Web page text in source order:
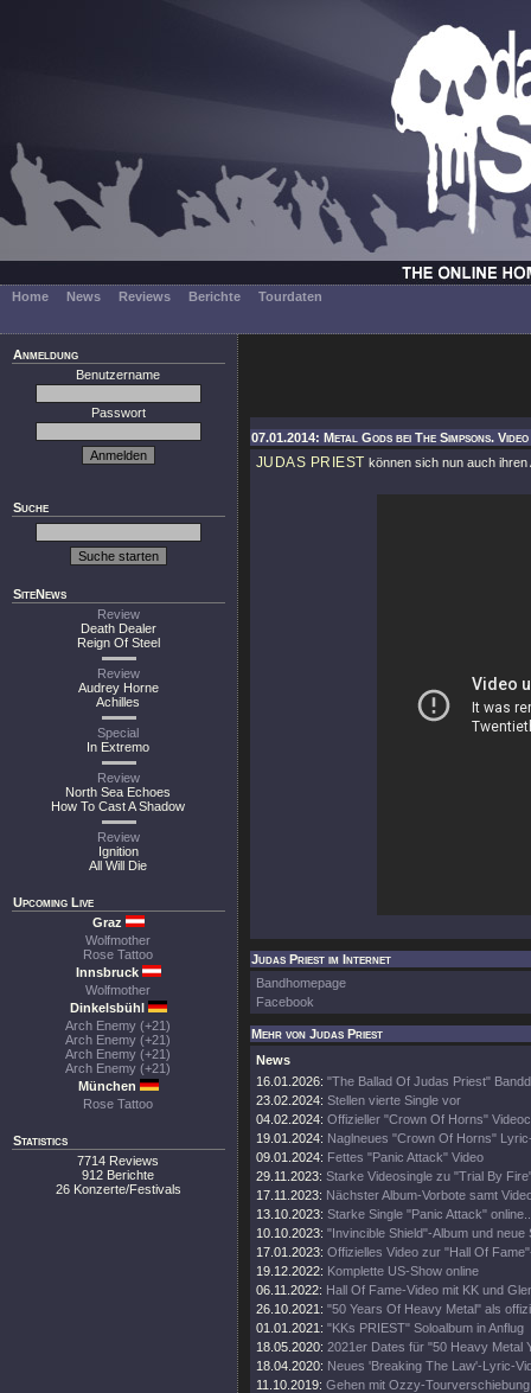
Home News Reviews Berichte Tourdaten
Anmeldung
Benutzername
Passwort
Suche
SiteNews
Review
Death Dealer
Reign Of Steel
Review
Audrey Horne
Achilles
Special
In Extremo
Review
North Sea Echoes
How To Cast A Shadow
Review
Ignition
All Will Die
Upcoming Live
Graz
Wolfmother
Rose Tattoo
Innsbruck
Wolfmother
Dinkelsbühl
Arch Enemy (+21)
Arch Enemy (+21)
Arch Enemy (+21)
Arch Enemy (+21)
München
Rose Tattoo
Statistics
7714 Reviews
912 Berichte
26 Konzerte/Festivals
07.01.2014: Metal Gods bei The Simpsons.
JUDAS PRIEST können sich nun auch
Judas Priest im Internet
Bandhomepage
Facebook
Mehr von Judas Priest
News
16.01.2026: "The Ballad Of Judas Priest"
23.02.2024: Stellen vierte Single vor
04.02.2024: Offizieller "Crown Of Horns"
19.01.2024: Naglneues "Crown Of Horns"
09.01.2024: Fettes "Panic Attack" Video
29.11.2023: Starke Videosingle zu "Trial By
17.11.2023: Nächster Album-Vorbote samt
13.10.2023: Starke Single "Panic Attack"
10.10.2023: "Invincible Shield"-Album und neue
17.01.2023: Offizielles Video zur "Hall Of
19.12.2022: Komplette US-Show online
06.11.2022: Hall Of Fame-Video mit KK und
26.10.2021: "50 Years Of Heavy Metal" als
01.01.2021: "KKs PRIEST" Soloalbum in Anflug
18.05.2020: 2021er Dates für "50 Heavy Metal
18.04.2020: Neues 'Breaking The Law'-Lyric-
11.10.2019: Gehen mit Ozzy-